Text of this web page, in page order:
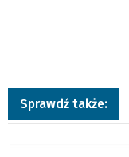
Sprawdź także: